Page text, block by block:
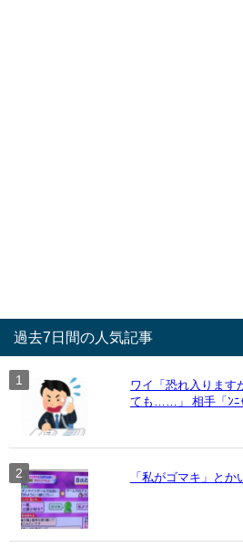
過去7日間の人気記事
ワイ「恐れ入ります
ても……」 相手「ﾝﾆｬ
「私がゴマキ」とか